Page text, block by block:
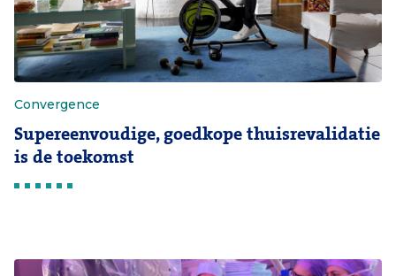
Convergence
Supereenvoudige, goedkope thuisrevalidatie
is de toekomst